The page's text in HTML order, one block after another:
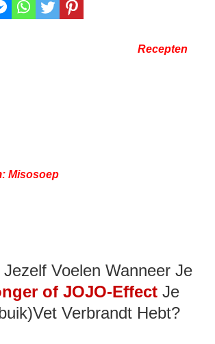
Recepten
Misosoep
Voelen Wanneer Je
of JOJO-Effect Je
Verbrandt Hebt?